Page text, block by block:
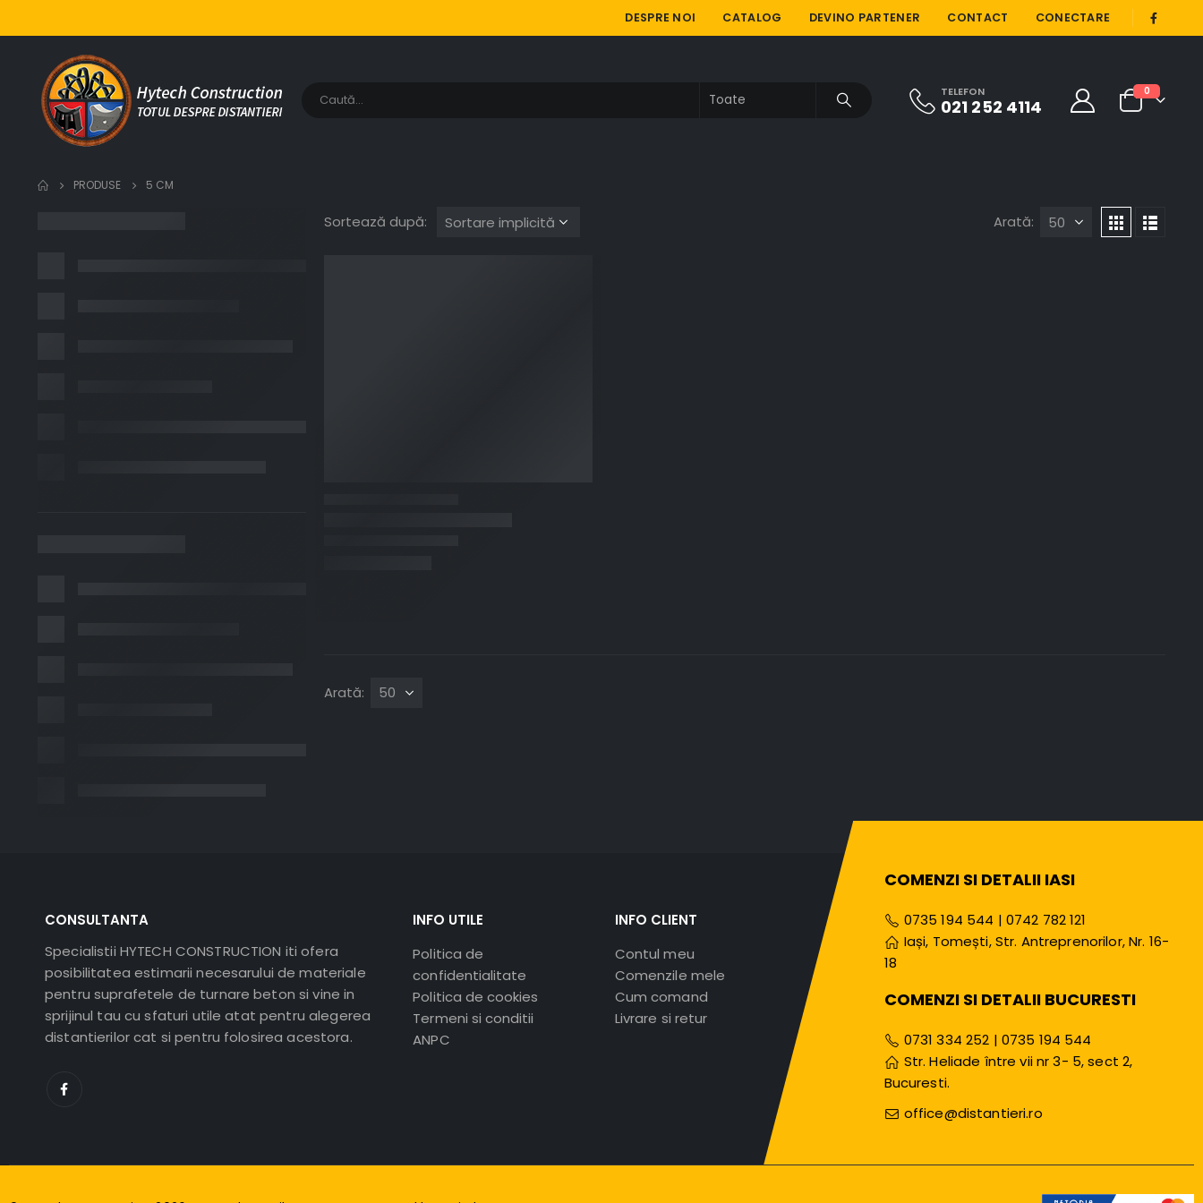
DESPRE NOI CATALOG DEVINO PARTENER CONTACT CONECTARE |
TELEFON
021 252 4114
0
PRODUSE 5 CM
Sortează după: Arată:
Arată:
CONSULTANTA
Specialistii HYTECH CONSTRUCTION iti ofera
posibilitatea estimarii necesarului de materiale
pentru suprafetele de turnare beton si vine in
sprijinul tau cu sfaturi utile atat pentru alegerea
distantierilor cat si pentru folosirea acestora.
INFO UTILE
Politica de
confidentialitate
Politica de cookies
Termeni si conditii
ANPC
INFO CLIENT
Contul meu
Comenzile mele
Cum comand
Livrare si retur
COMENZI SI DETALII IASI
0735 194 544 | 0742 782 121
Iași, Tomești, Str. Antreprenorilor, Nr. 16-
18
COMENZI SI DETALII BUCURESTI
0731 334 252 | 0735 194 544
Str. Heliade între vii nr 3- 5, sect 2,
Bucuresti.
office@distantieri.ro